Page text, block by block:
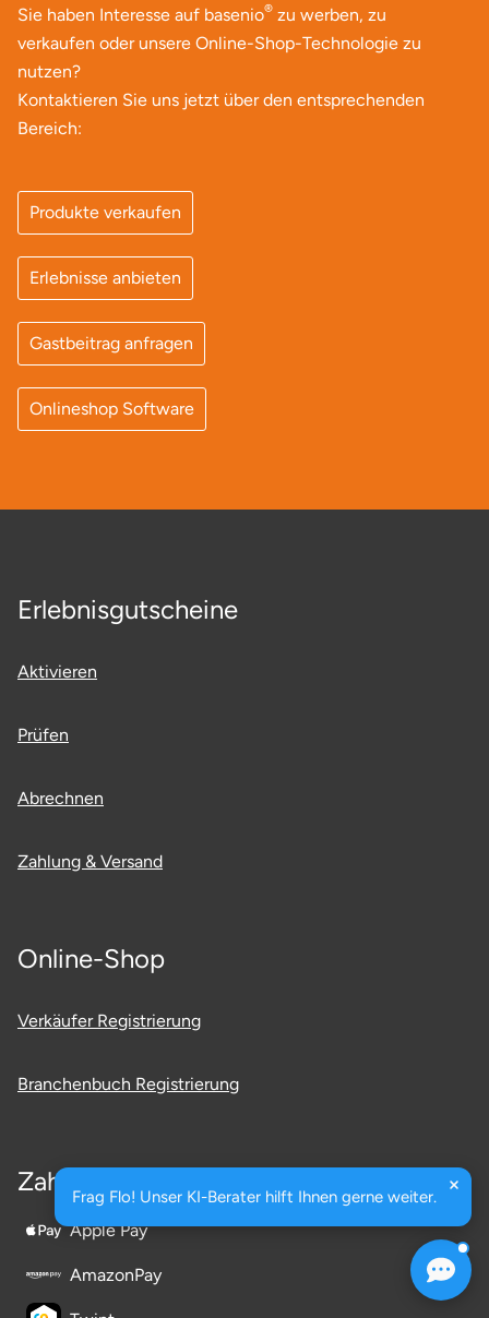
Frag Flo! Unser KI-Berater hilft Ihnen gerne weiter.
Sie haben Interesse auf basenio® zu werben, zu
verkaufen oder unsere Online-Shop-Technologie zu
nutzen?
Kontaktieren Sie uns jetzt über den entsprechenden
Bereich:
Produkte verkaufen
Erlebnisse anbieten
Gastbeitrag anfragen
Onlineshop Software
Erlebnisgutscheine
Aktivieren
Prüfen
Abrechnen
Zahlung & Versand
Online-Shop
Verkäufer Registrierung
Branchenbuch Registrierung
Zahlarten
Apple Pay
AmazonPay